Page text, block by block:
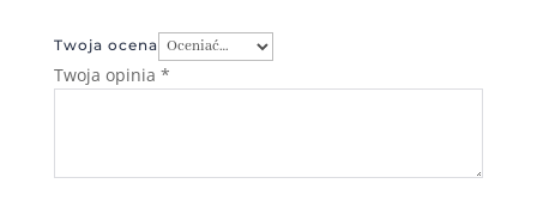
Twoja ocena
Twoja opinia *